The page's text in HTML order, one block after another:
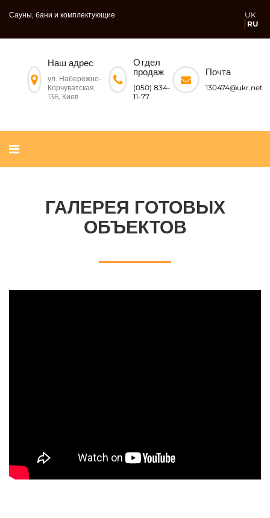
Сауны, бани и комплектующие
UK
RU
Наш адрес
ул. Набережно-
Корчуватская,
136, Киев
Отдел
продаж
(050) 834-
11-77
Почта
130474@ukr.net
ГАЛЕРЕЯ ГОТОВЫХ
ОБЪЕКТОВ